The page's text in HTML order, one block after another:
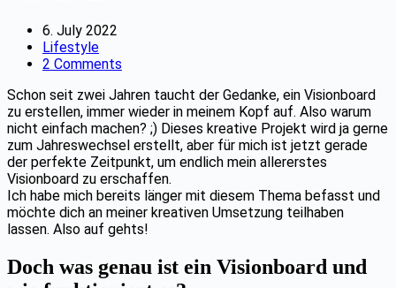
6. July 2022
Lifestyle
2 Comments
Schon seit zwei Jahren taucht der Gedanke, ein Visionboard
zu erstellen, immer wieder in meinem Kopf auf. Also warum
nicht einfach machen? ;) Dieses kreative Projekt wird ja gerne
zum Jahreswechsel erstellt, aber für mich ist jetzt gerade
der perfekte Zeitpunkt, um endlich mein allererstes
Visionboard zu erschaffen.
Ich habe mich bereits länger mit diesem Thema befasst und
möchte dich an meiner kreativen Umsetzung teilhaben
lassen. Also auf gehts!
Doch was genau ist ein Visionboard und